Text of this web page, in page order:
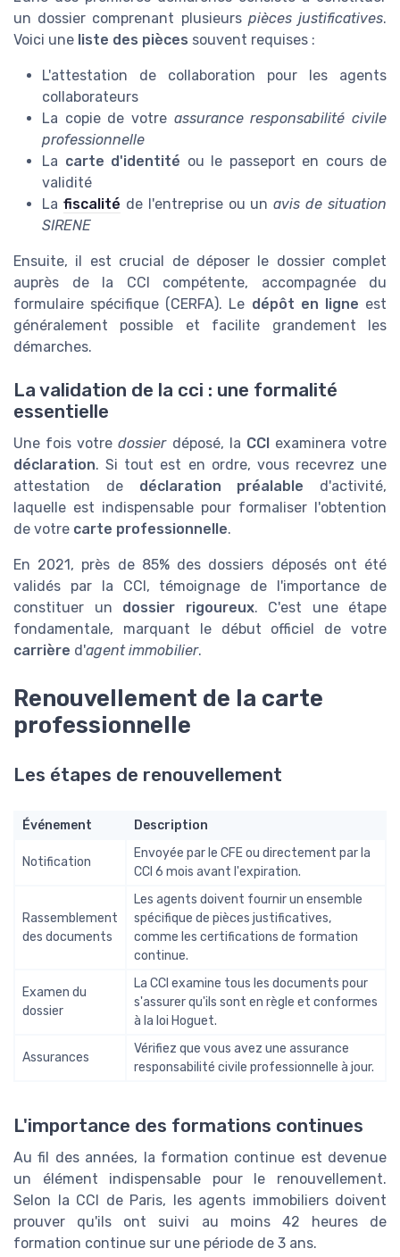
un dossier comprenant plusieurs pièces justificatives.
Voici une liste des pièces souvent requises :
L'attestation de collaboration pour les agents
collaborateurs
La copie de votre assurance responsabilité civile
professionnelle
La carte d'identité ou le passeport en cours de
validité
La fiscalité de l'entreprise ou unavis de situation
SIRENE
Ensuite, il est crucial de déposer le dossier complet
auprès de la CCI compétente, accompagnée du
formulaire spécifique (CERFA). Le dépôt en ligne est
généralement possible et facilite grandement les
démarches.
La validation de la cci : une formalité
essentielle
Une fois votredossierdéposé, la CCIexaminera votre
déclaration. Si tout est en ordre, vous recevrez une
attestation de déclaration préalable d'activité,
laquelle est indispensable pour formaliser l'obtention
de votre carte professionnelle.
En 2021, près de 85% des dossiers déposés ont été
validés par la CCI, témoignage de l'importance de
constituer un dossier rigoureux. C'est une étape
fondamentale, marquant le début officiel de votre
carrière d'agent immobilier.
Renouvellement de la carte
professionnelle
Les étapes de renouvellement
Événement Description
Notification
Envoyée par le CFE ou directement par la
CCI 6 mois avant l'expiration.
Rassemblement
des documents
Les agents doivent fournir un ensemble
spécifique de pièces justificatives,
comme les certifications de formation
continue.
Examen du
dossier
La CCI examine tous les documents pour
s'assurer qu'ils sont en règle et conformes
à la loi Hoguet.
Assurances
Vérifiez que vous avez une assurance
responsabilité civile professionnelle à jour.
L'importance des formations continues
Au fil des années, la formation continue est devenue
un élément indispensable pour le renouvellement.
Selon la CCI de Paris, les agents immobiliers doivent
prouver qu'ils ont suivi au moins 42 heures de
formation continue sur une période de 3 ans.